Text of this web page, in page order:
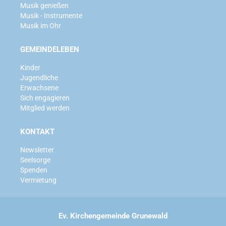
Musik genießen
Musik - Instrumente
Musik im Ohr
GEMEINDELEBEN
Kinder
Jugendliche
Erwachsene
Sich engagieren
Mitglied werden
KONTAKT
Newsletter
Seelsorge
Spenden
Vermietung
Ev. Kirchengemeinde Grunewald